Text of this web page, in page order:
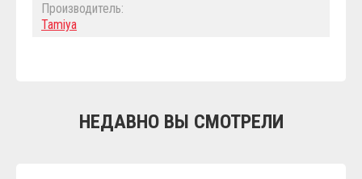
Производитель:
Tamiya
НЕДАВНО ВЫ СМОТРЕЛИ